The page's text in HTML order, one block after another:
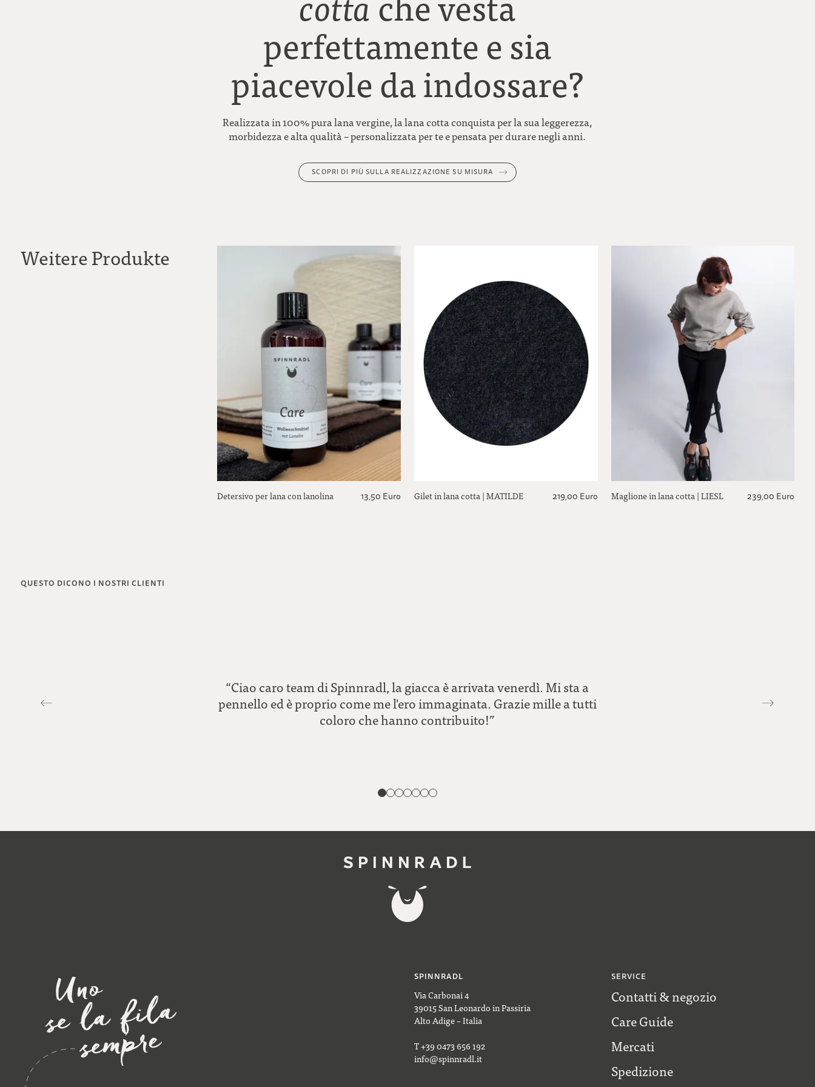
perfettamente e sia
piacevole da indossare?
Realizzata in 100% pura lana vergine, la lana cotta conquista per la sua leggerezza,
morbidezza e alta qualità – personalizzata per te e pensata per durare negli anni.
SCOPRI DI PIÙ SULLA REALIZZAZIONE SU MISURA
Weitere Produkte
Detersivo per lana con lanolina 13,50 Euro Gilet in lana cotta | MATILDE 219,00 Euro Maglione in lana cotta | LIESL 239,00 Euro
QUESTO DICONO I NOSTRI CLIENTI
“Ciao caro team di Spinnradl, la giacca è arrivata venerdì. Mi sta a
pennello ed è proprio come me l'ero immaginata. Grazie mille a tutti
coloro che hanno contribuito!”
SPINNRADL
Via Carbonai 4
39015 San Leonardo in Passiria
Alto Adige – Italia
T +39 0473 656 192
info@spinnradl.it
SERVICE
Contatti & negozio
Care Guide
Mercati
Spedizione